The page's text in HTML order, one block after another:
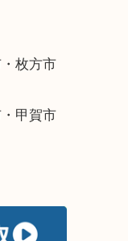
のご依頼も大歓
い。